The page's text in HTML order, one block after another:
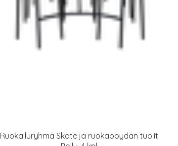
Ruokailuryhmä Skate ja ruokapöydän tuolit